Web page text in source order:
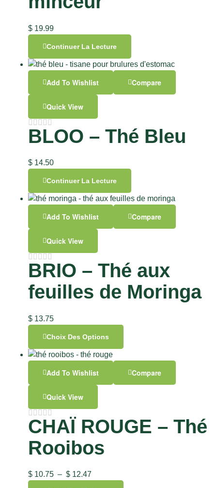
$ 19.99
Continuer La Lecture
Add To Wishlist Compare
Quick View
BLOO – Thé Bleu
$ 14.50
Continuer La Lecture
Add To Wishlist Compare
Quick View
BRIO – Thé aux
feuilles de Moringa
$ 13.75
Choix Des Options
Add To Wishlist Compare
Quick View
CHAÏ ROUGE – Thé
Rooibos
$ 10.75 – $ 12.47